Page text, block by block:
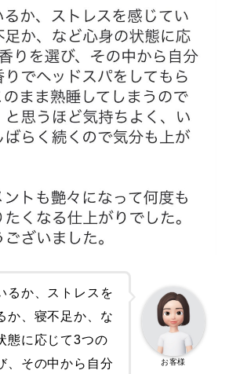
るか、ストレスを
か、寝不足か、な
態に応じて3つの
、その中から自分
お客様